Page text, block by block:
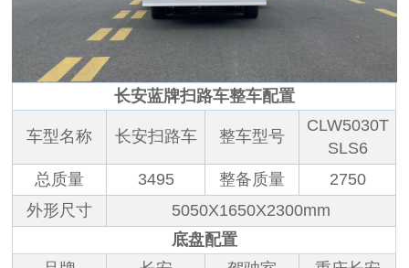
长安蓝牌扫路车整车配置
车型名称 长安扫路车 整车型号
CLW5030T
SLS6
总质量
3495 整备质量
2750
外形尺寸
5050X1650X2300mm
底盘配置